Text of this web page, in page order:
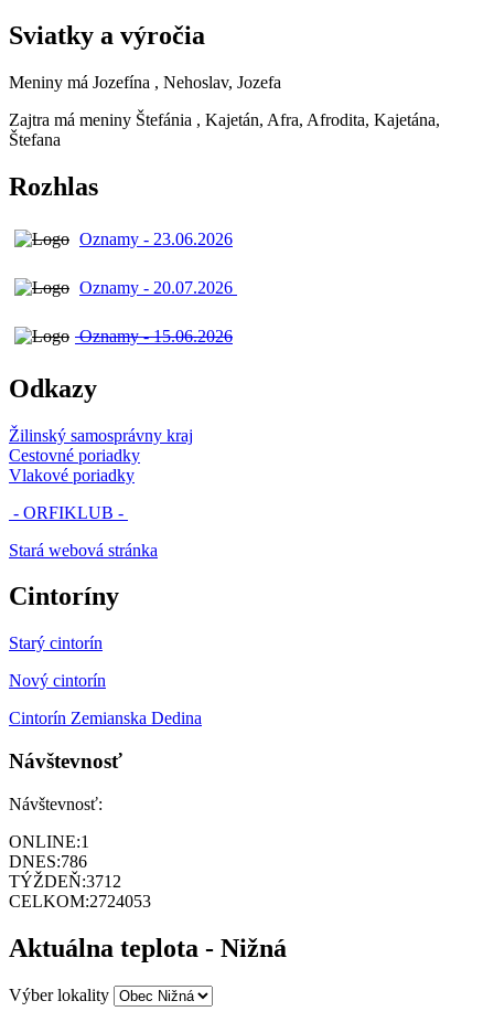
Sviatky a výročia
Meniny má Jozefína , Nehoslav, Jozefa
Zajtra má meniny Štefánia , Kajetán, Afra, Afrodita, Kajetána,
Štefana
Rozhlas
Oznamy - 23.06.2026
Oznamy - 20.07.2026
Oznamy - 15.06.2026
Odkazy
Žilinský samosprávny kraj
Cestovné poriadky
Vlakové poriadky
- ORFIKLUB -
Stará webová stránka
Cintoríny
Starý cintorín
Nový cintorín
Cintorín Zemianska Dedina
Návštevnosť
Návštevnosť:
ONLINE:1
DNES:786
TÝŽDEŇ:3712
CELKOM:2724053
Aktuálna teplota - Nižná
Výber lokality